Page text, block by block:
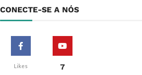
CONECTE-SE A NÓS
Likes 7